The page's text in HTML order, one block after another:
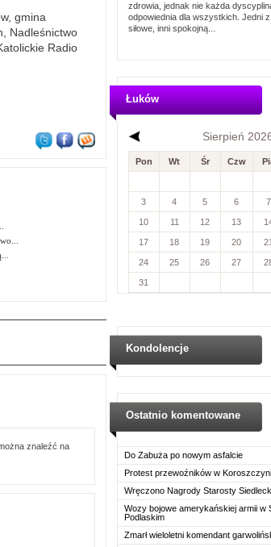
gmina
Nadleśnictwo
Radio
znaleźć na
zdrowia, jednak nie każda
odpowiednia dla wszystkich. Jedni
siłowe, inni spokojną...
Łuków
Sierpień
Pon Wt Śr Czw
3 4 5 6 7
10 11 12 13
17 18 19 20 21
24 25 26 27
31
Kondolencje
Ostatnio komentowane
Do Zabuża po nowym asfalcie
Protest przewoźników w
Wręczono Nagrody Starosty
Wozy bojowe amerykańskiej armii w
Podlaskim
Zmarł wieloletni komendant